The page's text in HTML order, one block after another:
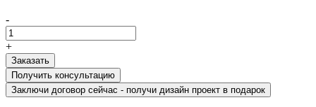
-
+
Получить консультацию
Заключи договор сейчас - получи дизайн проект в подарок